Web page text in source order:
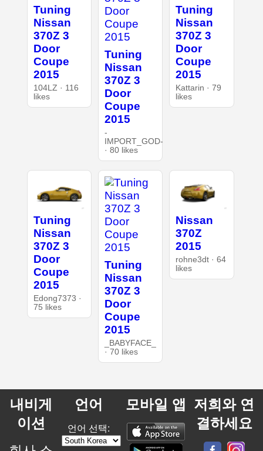
Tuning
Nissan
370Z 3
Door
Coupe
2015
104LZ · 116
likes
Tuning
Nissan
370Z 3
Door
Coupe
2015
-
IMPORT_GOD-
· 80 likes
Tuning
Nissan
370Z 3
Door
Coupe
2015
Kattarin · 79
likes
Tuning
Nissan
370Z 3
Door
Coupe
2015
Edong7373 ·
75 likes
Tuning
Nissan
370Z 3
Door
Coupe
2015
_BABYFACE_
· 70 likes
Nissan
370Z
2015
rohne3dt · 64
likes
내비게
이션
언어
언어 선택:
모바일 앱 저희와 연
결하세요